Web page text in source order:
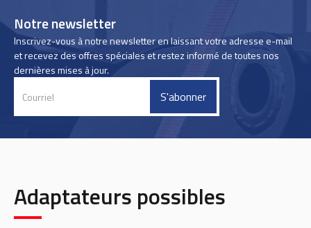
Notre newsletter
Inscrivez-vous à notre newsletter en laissant votre adresse e-mail
et recevez des offres spéciales et restez informé de toutes nos
dernières mises à jour.
Adaptateurs possibles